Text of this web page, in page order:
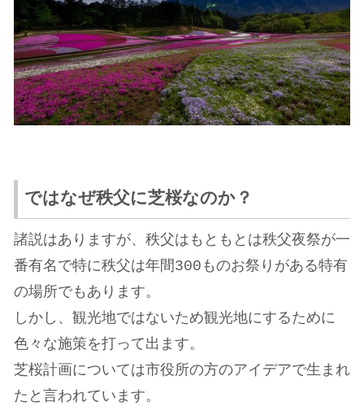
ではなぜ秩父に芝桜なのか？
諸説はありますが、秩父はもともとは秩父夜祭が一
番有名で特に秩父は年間300ものお祭りがある特有
の場所でもあります。
しかし、観光地ではないため観光地にするために
色々な施策を打って出ます。
芝桜計画については市役所の方のアイデアで生まれ
たと言われています。